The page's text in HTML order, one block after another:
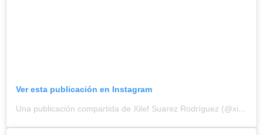
Ver esta publicación en Instagram
Una publicación compartida de Xilef Suarez Rodríguez (@xilef_81)